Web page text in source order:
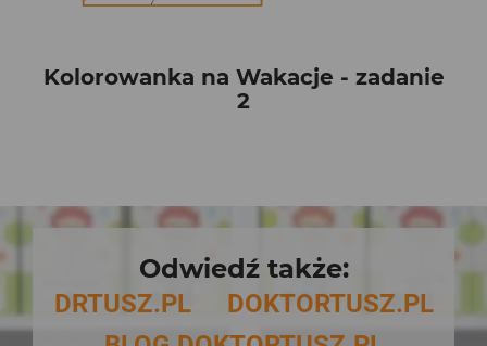
Kolorowanka na Wakacje - zadanie
2
Odwiedź także:
DRTUSZ.PL
DOKTORTUSZ.PL